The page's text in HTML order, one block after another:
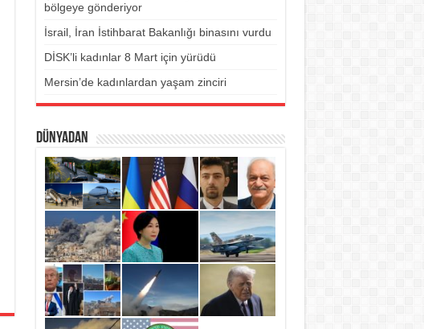
bölgeye gönderiyor
İsrail, İran İstihbarat Bakanlığı binasını vurdu
DİSK’li kadınlar 8 Mart için yürüdü
Mersin’de kadınlardan yaşam zinciri
DÜNYADAN